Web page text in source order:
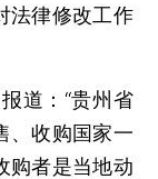
法律修改工作
道：“贵州省
、收购国家一
购者是当地动